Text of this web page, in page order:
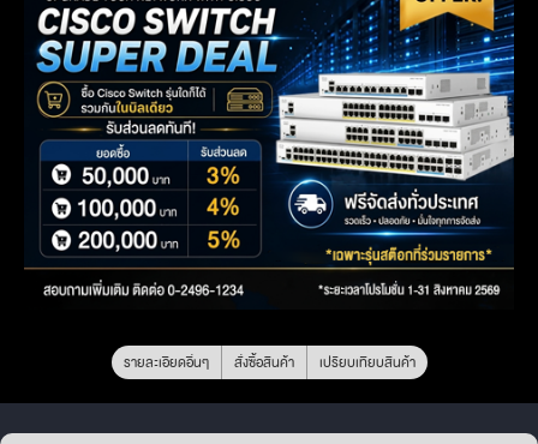
รายละเอียดอื่นๆ สั่งซื้อสินค้า เปรียบเทียบสินค้า